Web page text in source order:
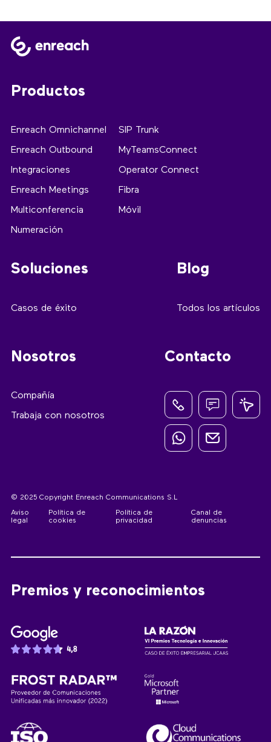
Productos
Enreach Omnichannel
Enreach Outbound
Integraciones
Enreach Meetings
Multiconferencia
Numeración
SIP Trunk
MyTeamsConnect
Operator Connect
Fibra
Móvil
Soluciones
Casos de éxito
Blog
Todos los artículos
Nosotros
Compañía
Trabaja con nosotros
Contacto
© 2025 Copyright Enreach Communications S.L
Aviso
legal
Política de
cookies
Política de
privacidad
Canal de
denuncias
Premios y reconocimientos